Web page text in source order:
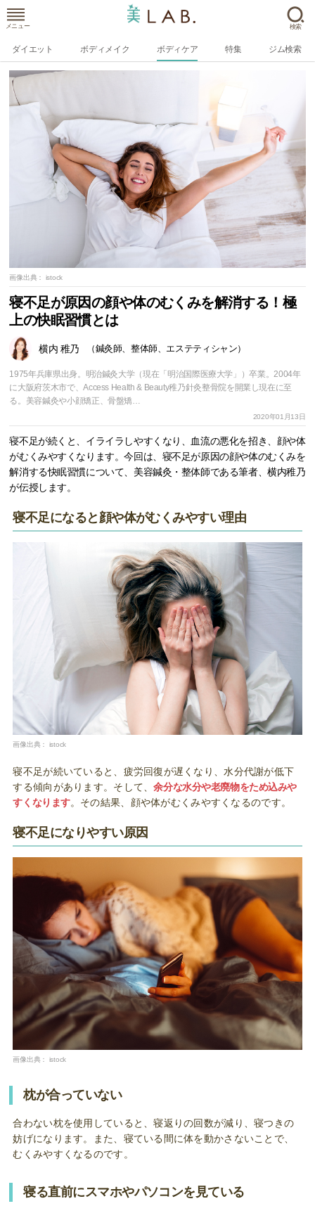
メニュー 検索
ダイエット ボディメイク ボディケア 特集 ジム検索
画像出典： istock
寝不足が原因の顔や体のむくみを解消する！極
上の快眠習慣とは
横内 稚乃 （鍼灸師、整体師、エステティシャン）
1975年兵庫県出身。明治鍼灸大学（現在「明治国際医療大学」）卒業。2004年
に大阪府茨木市で、Access Health & Beauty稚乃針灸整骨院を開業し現在に至
る。美容鍼灸や小顔矯正、骨盤矯…
2020年01月13日
寝不足が続くと、イライラしやすくなり、血流の悪化を招き、顔や体
がむくみやすくなります。今回は、寝不足が原因の顔や体のむくみを
解消する快眠習慣について、美容鍼灸・整体師である筆者、横内稚乃
が伝授します。
寝不足になると顔や体がむくみやすい理由
画像出典： istock
寝不足が続いていると、疲労回復が遅くなり、水分代謝が低下
する傾向があります。そして、余分な水分や老廃物をため込みや
すくなります。その結果、顔や体がむくみやすくなるのです。
寝不足になりやすい原因
画像出典： istock
枕が合っていない
合わない枕を使用していると、寝返りの回数が減り、寝つきの
妨げになります。また、寝ている間に体を動かさないことで、
むくみやすくなるのです。
寝る直前にスマホやパソコンを見ている